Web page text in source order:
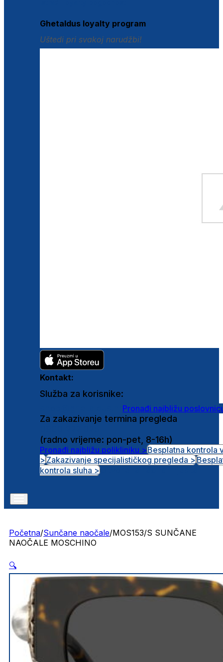
Ghetaldus loyalty program
Uštedi pri svakoj narudžbi!
Kontakt:
Služba za korisnike:
Pronađi najbližu
Za zakazivanje termina pregleda
(radno vrijeme: pon-pet, 8-16h)
Pronađi najbližu polikliniku >Besplatna kontrola
>Zakazivanje specijalističkog pregleda >
kontrola sluha >
Početna/Sunčane naočale/MOS153/S SUNČANE
NAOČALE MOSCHINO
🔍